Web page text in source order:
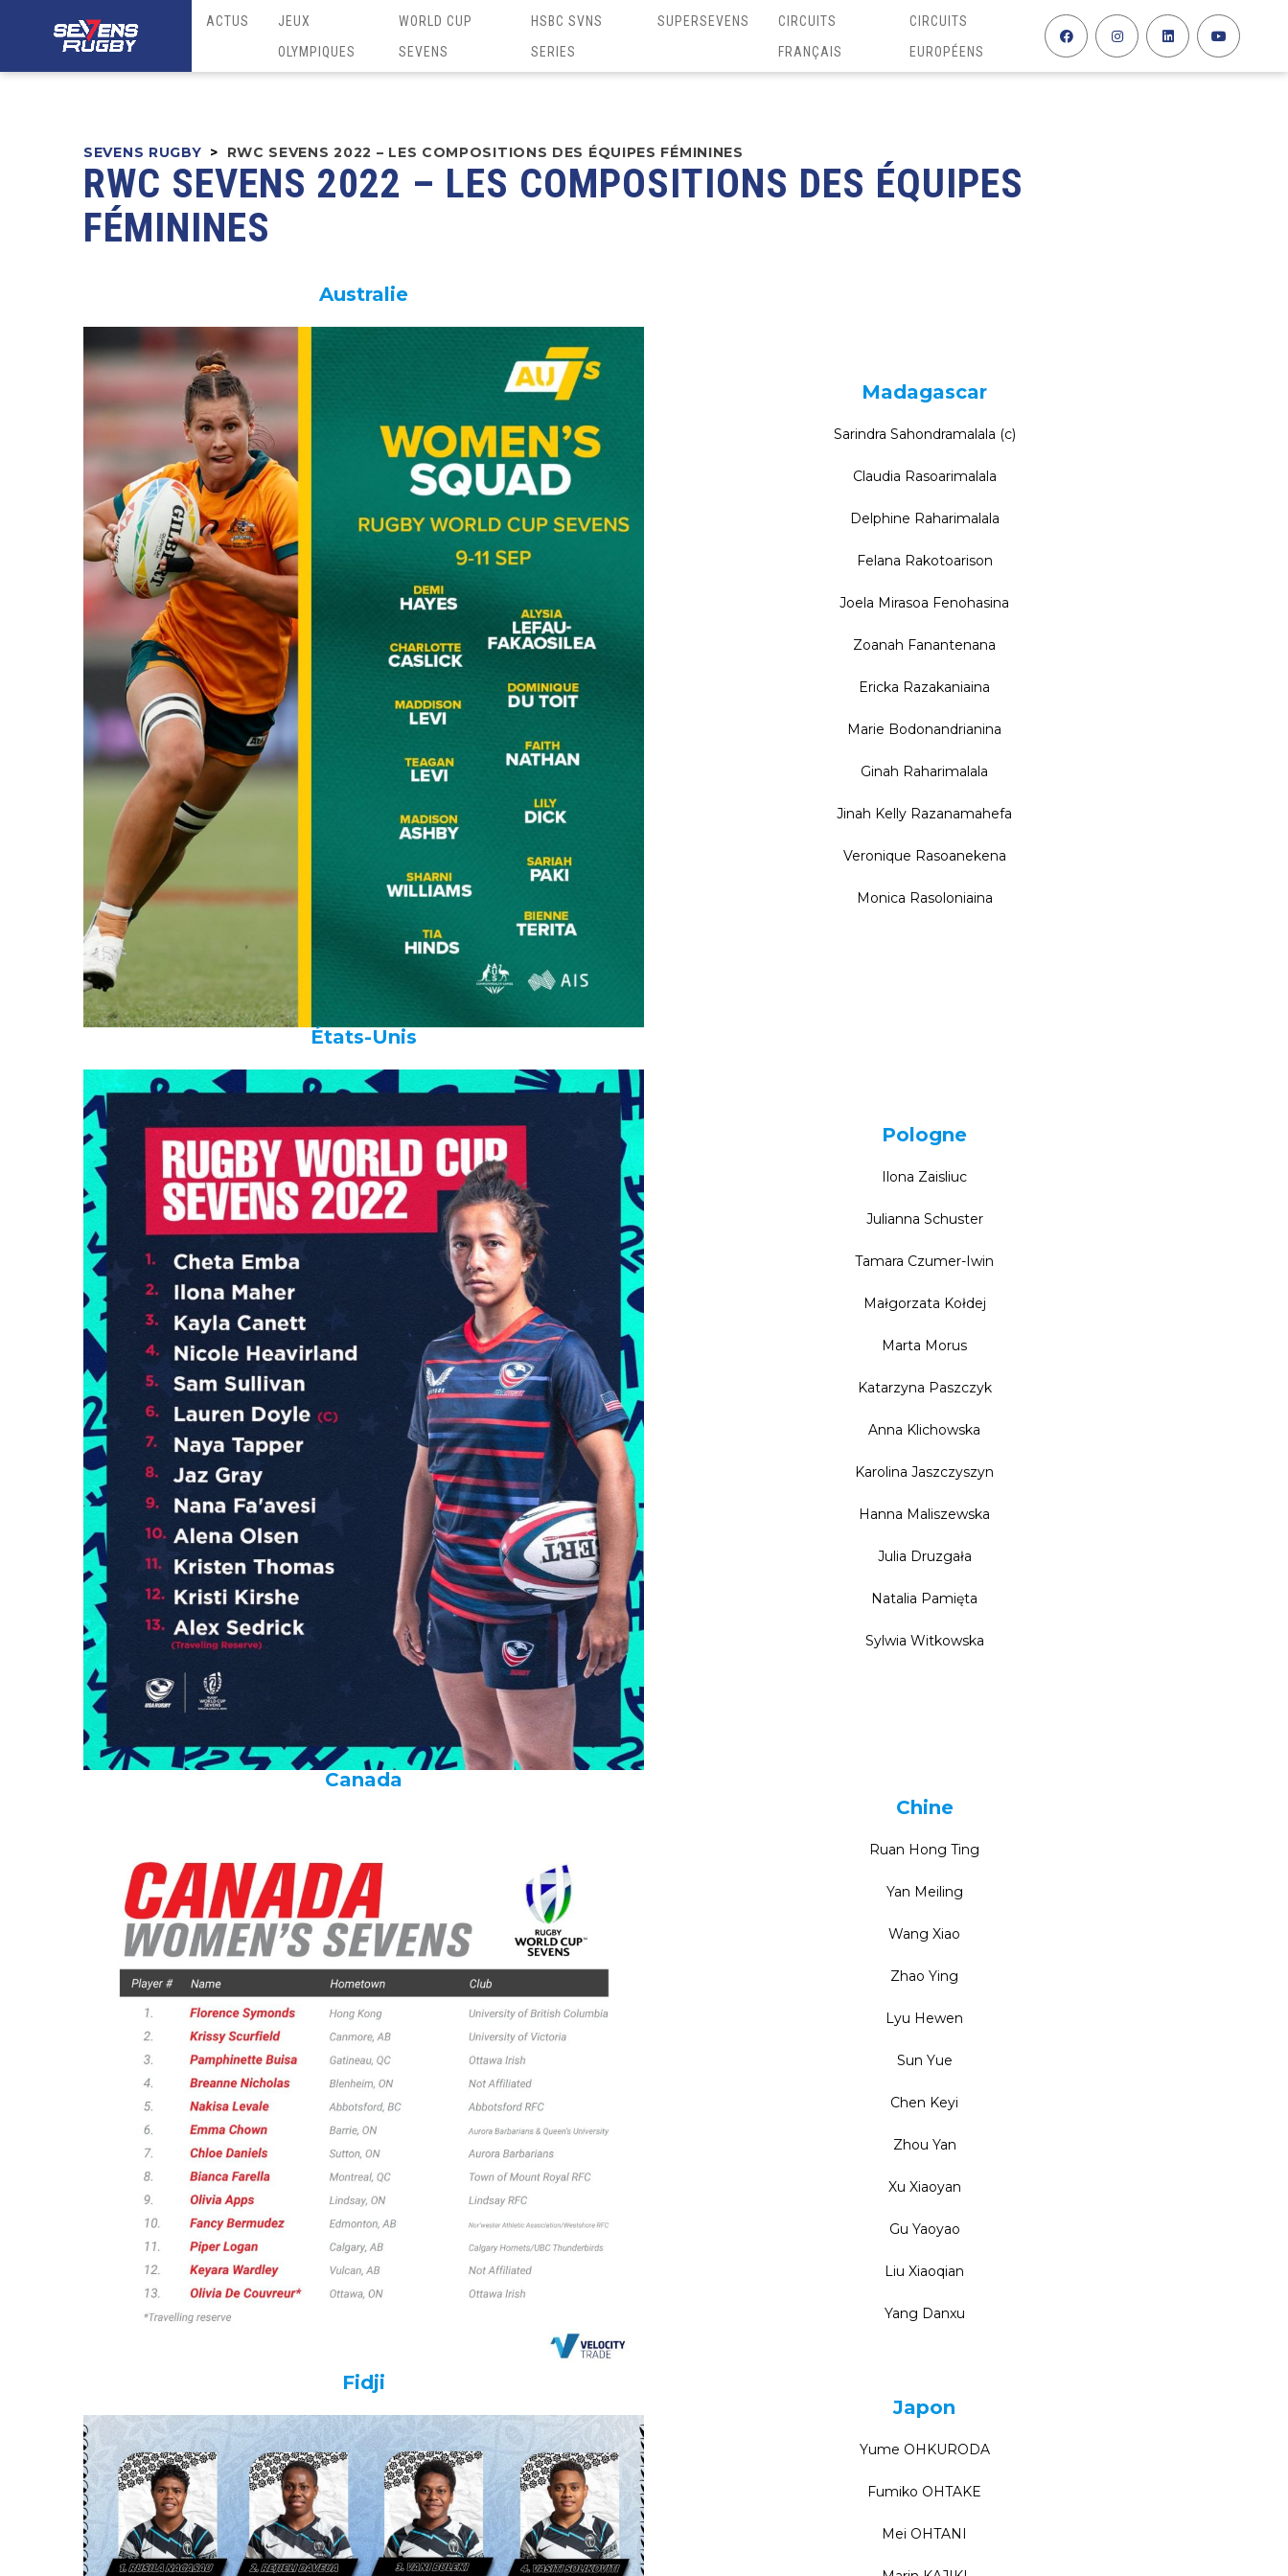
ACTUS
JEUX
OLYMPIQUES
WORLD CUP
SEVENS
HSBC SVNS
SERIES
SUPERSEVENS
CIRCUITS
FRANÇAIS
CIRCUITS
EUROPÉENS
SEVENS RUGBY > RWC SEVENS 2022 – LES COMPOSITIONS DES ÉQUIPES FÉMININES
RWC SEVENS 2022 – LES COMPOSITIONS DES ÉQUIPES
FÉMININES
Australie
Madagascar
Sarindra Sahondramalala (c)
Claudia Rasoarimalala
Delphine Raharimalala
Felana Rakotoarison
Joela Mirasoa Fenohasina
Zoanah Fanantenana
Ericka Razakaniaina
Marie Bodonandrianina
Ginah Raharimalala
Jinah Kelly Razanamahefa
Veronique Rasoanekena
Monica Rasoloniaina
États-Unis
Pologne
Ilona Zaisliuc
Julianna Schuster
Tamara Czumer-Iwin
Małgorzata Kołdej
Marta Morus
Katarzyna Paszczyk
Anna Klichowska
Karolina Jaszczyszyn
Hanna Maliszewska
Julia Druzgała
Natalia Pamięta
Sylwia Witkowska
Canada
Chine
Ruan Hong Ting
Yan Meiling
Wang Xiao
Zhao Ying
Lyu Hewen
Sun Yue
Chen Keyi
Zhou Yan
Xu Xiaoyan
Gu Yaoyao
Liu Xiaoqian
Yang Danxu
Fidji
Japon
Yume OHKURODA
Fumiko OHTAKE
Mei OHTANI